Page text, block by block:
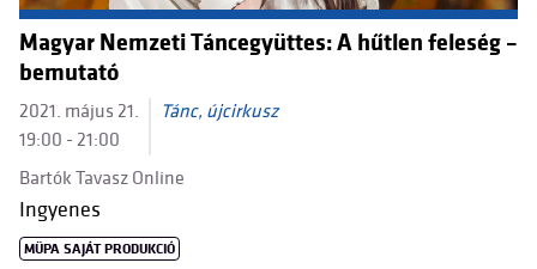
Magyar Nemzeti Táncegyüttes: A hűtlen feleség –
bemutató
2021. május 21.
19:00 - 21:00
Tánc, újcirkusz
Bartók Tavasz Online
Ingyenes
MÜPA SAJÁT PRODUKCIÓ